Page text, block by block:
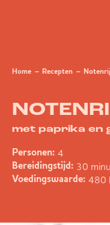
Home Recepten
met paprika en
Personen: 4
Bereidingstijd: 30
Voedingswaarde: 480